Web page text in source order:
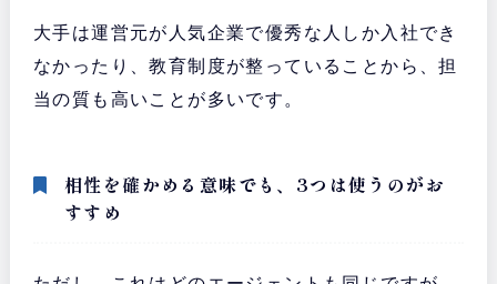
大手は運営元が人気企業で優秀な人しか入社でき
なかったり、教育制度が整っていることから、担
当の質も高いことが多いです。
相性を確かめる意味でも、3つは使うのがお
すすめ